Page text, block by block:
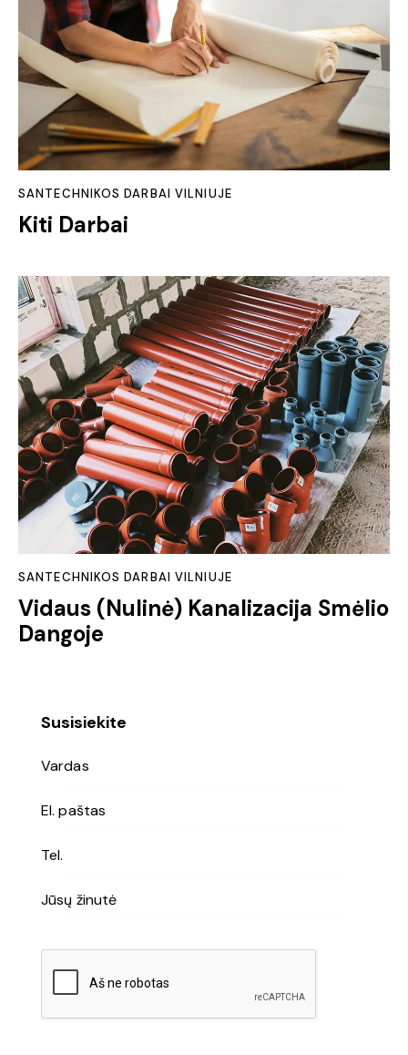
Kiti Darbai
SANTECHNIKOS DARBAI VILNIUJE
Vidaus (Nulinė) Kanalizacija Smėlio
Dangoje
SANTECHNIKOS DARBAI VILNIUJE
Susisiekite